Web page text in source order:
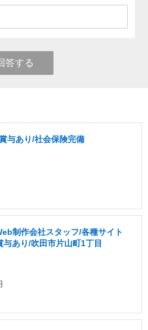
答する
与あり/社会保険完備
制作会社スタッフ/各種サイト
あり/吹田市片山町1丁目